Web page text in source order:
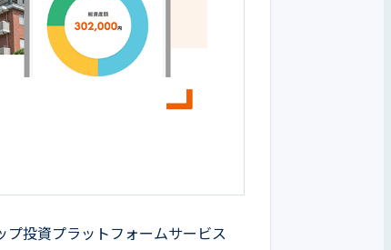
プ投資プラットフォームサービス